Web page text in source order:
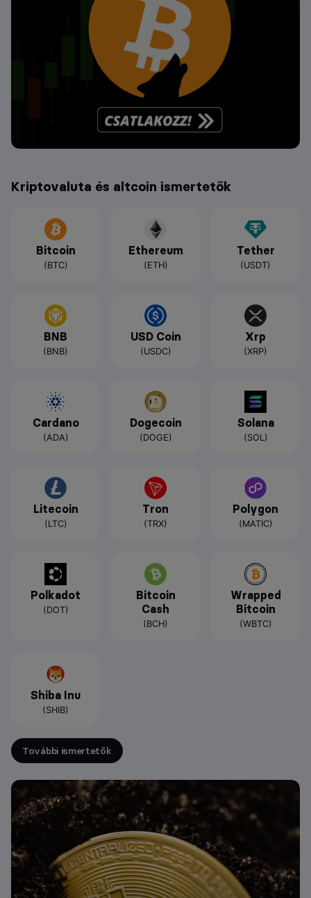
Kriptovaluta és altcoin ismertetők
Bitcoin
(BTC)
Ethereum
(ETH)
Tether
(USDT)
BNB
(BNB)
USD Coin
(USDC)
Xrp
(XRP)
Cardano
(ADA)
Dogecoin
(DOGE)
Solana
(SOL)
Litecoin
(LTC)
Tron
(TRX)
Polygon
(MATIC)
Polkadot
(DOT)
Bitcoin
Cash
(BCH)
Wrapped
Bitcoin
(WBTC)
Shiba Inu
(SHIB)
További ismertetők